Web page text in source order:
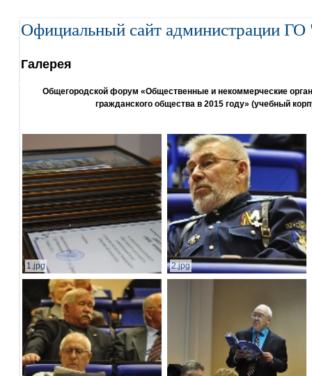
Официальный сайт администрации ГО
Галерея
Общегородской форум «Общественные и некоммерческие
гражданского общества в 2015 году» (учебный
1.jpg 2.jpg